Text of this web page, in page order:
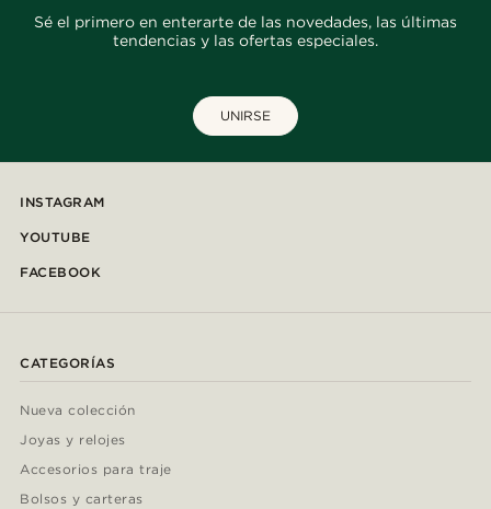
Sé el primero en enterarte de las novedades, las últimas
tendencias y las ofertas especiales.
UNIRSE
INSTAGRAM
YOUTUBE
FACEBOOK
CATEGORÍAS
Nueva colección
Joyas y relojes
Accesorios para traje
Bolsos y carteras